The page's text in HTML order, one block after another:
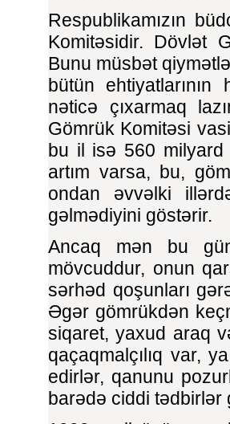
Respublikamızın
Komitəsidir. Dövlət
Bunu müsbət
bütün
nəticə çıxarmaq
Gömrük Komitəsi
bu il isə 560
artım varsa, bu,
ondan əvvəlki
gəlmədiyini göstərir.
Ancaq mən bu
mövcuddur, onun
sərhəd qoşunları
Əgər gömrükdən
siqaret, yaxud araq
qaçaqmalçılıq var,
edirlər, qanunu
barədə ciddi tədbirlər